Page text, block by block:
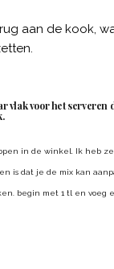
aan de kook,
vlak voor het serveren
in de winkel. Ik heb
is dat je de mix kan
begin met 1 tl en